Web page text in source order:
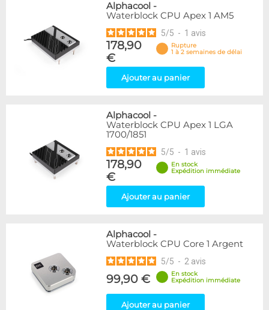
Alphacool -
Waterblock CPU Apex 1 AM5
5/5 - 1 avis
178,90
€
Rupture
1 à 2 semaines de délai
Ajouter au panier
Alphacool -
Waterblock CPU Apex 1 LGA
1700/1851
5/5 - 1 avis
178,90
€
En stock
Expédition immédiate
Ajouter au panier
Alphacool -
Waterblock CPU Core 1 Argent
5/5 - 2 avis
99,90 €
En stock
Expédition immédiate
Ajouter au panier